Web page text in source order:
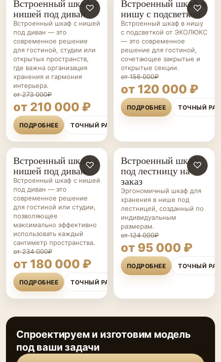
ШКАФЫ НА ЗАКАЗ ♡
Встроенный шкаф с
нишей под диван
Встроенный шкаф с нишей
под диван — это
современное решение
для гостиной, студии или
открытых пространств,
где важна организация
хранения и гармония
интерьера.
от 273 000₽
от 210 000 ₽
ПОДРОБНЕЕ ТОЧНЫЙ РАСЧЁТ
ШКАФЫ НА ЗАКАЗ ♡
Встроенный шкаф в
нишу с подсветкой
Встроенный шкаф в нишу
с подсветкой от ЭКОЛЮКС
— это современное
решение для гостиной,
сочетающее закрытые и
открытые секции.
от 156 000₽
от 120 000 ₽
ПОДРОБНЕЕ ТОЧНЫЙ
ШКАФЫ НА ЗАКАЗ ♡
Встроенный шкаф с
нишей под диван
Встроенный шкаф с нишей
под диван — это
современное решение
для гостиной или студии,
позволяющее
максимально эффективно
использовать каждый
сантиметр пространства.
от 234 000₽
от 180 000 ₽
ПОДРОБНЕЕ ТОЧНЫЙ РАСЧЁТ
ШКАФЫ НА ЗАКАЗ ♡
Встроенный шкаф
под лестницу на
заказ
Эргономичный шкаф для
хранения в нише под
лестницей, созданный по
индивидуальным
размерам.
от 124 000₽
от 95 000 ₽
ПОДРОБНЕЕ ТОЧНЫЙ
Спроектируем и изготовим модель
под ваши задачи